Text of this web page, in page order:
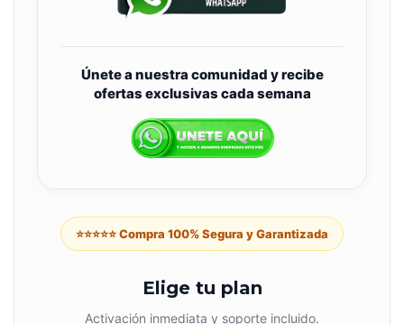
Únete a nuestra comunidad y recibe
ofertas exclusivas cada semana
⭐⭐⭐⭐⭐ Compra 100% Segura y Garantizada
Elige tu plan
Activación inmediata y soporte incluido.